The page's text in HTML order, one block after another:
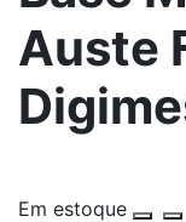
Auste
Em estoque